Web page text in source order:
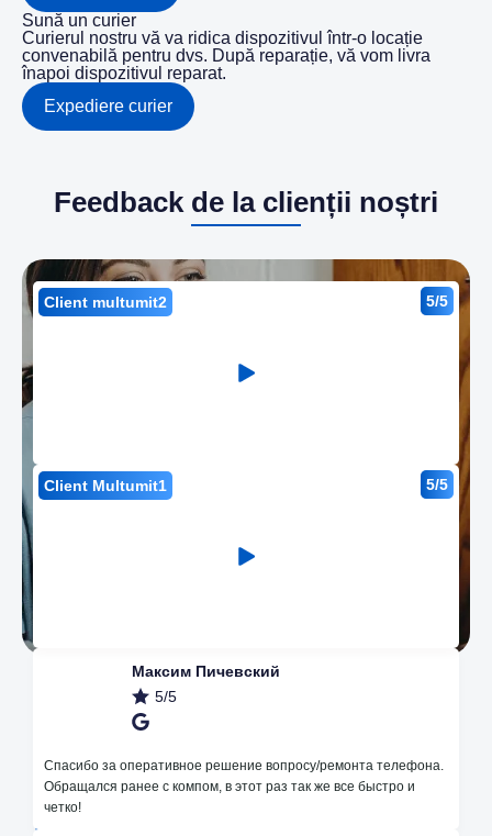
Sună un curier
Curierul nostru vă va ridica dispozitivul într-o locație
convenabilă pentru dvs. După reparație, vă vom livra
înapoi dispozitivul reparat.
Expediere curier
Feedback de la clienții noștri
Client multumit2 5/5
Client Multumit1 5/5
Максим Пичевский
5/5
Спасибо за оперативное решение вопросу/ремонта телефона.
Обращался ранее с компом, в этот раз так же все быстро и
четко!
Avantajele noastre